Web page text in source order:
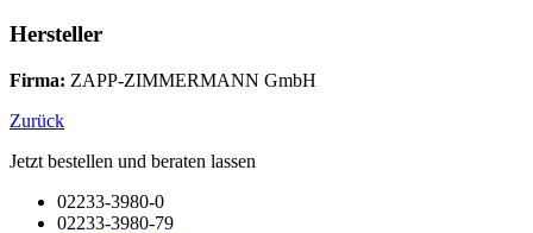
Hersteller
Firma: ZAPP-ZIMMERMANN GmbH
Zurück
Jetzt bestellen und beraten lassen
02233-3980-0
02233-3980-79